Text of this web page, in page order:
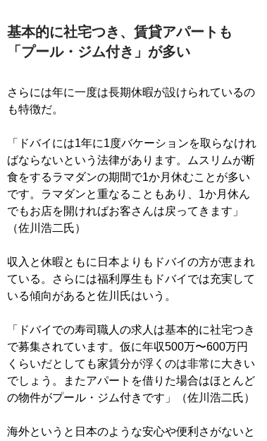
基本的に社宅つき、賃貸アパートも
「プール・ジム付き」が多い
さらには年に一度は長期休暇が設けられているの
も特徴だ。
「ドバイには1年に1度バケーションを取らなけれ
ばならないという法律があります。ムスリムが断
食をするラマダンの期間で1か月休むことが多い
です。ラマダンと重なることもあり、1か月休ん
でもお店を開ければお客さんは戻ってきます」
（佐川浩二氏）
収入と休暇ともに日本よりもドバイの方が恵まれ
ている。さらには福利厚生もドバイでは充実して
いる傾向があると佐川氏はいう。
「ドバイでの寿司職人の求人は基本的に社宅つき
で募集されています。仮に年収500万〜600万円
くらいだとしても家賃分が浮くのは非常に大きい
でしょう。またアパートを借りた場合はほとんど
の物件がプール・ジム付きです」（佐川浩二氏）
海外というと日本のような安心や便利さがないと